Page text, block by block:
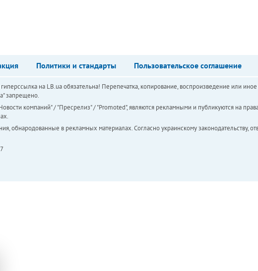
Политики и стандарты Пользовательское соглашение
на LB.ua обязательна! Перепечатка, копирование, воспроизведение или
запрещено.
компаний" / "Пресрелиз" / "Promoted", являются рекламными и публикуются на
обнародованные в рекламных материалах. Согласно украинскому законодательству,